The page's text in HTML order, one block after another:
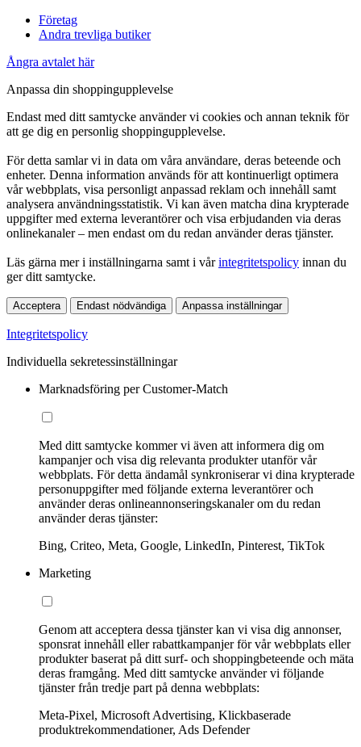
Företag
Andra trevliga butiker
Ångra avtalet här
Anpassa din shoppingupplevelse
Endast med ditt samtycke använder vi cookies och annan teknik för
att ge dig en personlig shoppingupplevelse.
För detta samlar vi in data om våra användare, deras beteende och
enheter. Denna information används för att kontinuerligt optimera
vår webbplats, visa personligt anpassad reklam och innehåll samt
analysera användningsstatistik. Vi kan även matcha dina krypterade
uppgifter med externa leverantörer och visa erbjudanden via deras
onlinekanaler – men endast om du redan använder deras tjänster.
Läs gärna mer i inställningarna samt i vårintegritetspolicy innan du
ger ditt samtycke.
Acceptera Endast nödvändiga Anpassa inställningar
Integritetspolicy
Individuella sekretessinställningar
Marknadsföring per Customer-Match
Med ditt samtycke kommer vi även att informera dig om
kampanjer och visa dig relevanta produkter utanför vår
webbplats. För detta ändamål synkroniserar vi dina krypterade
personuppgifter med följande externa leverantörer och
använder deras onlineannonseringskanaler om du redan
använder deras tjänster:
Bing, Criteo, Meta, Google, LinkedIn, Pinterest, TikTok
Marketing
Genom att acceptera dessa tjänster kan vi visa dig annonser,
sponsrat innehåll eller rabattkampanjer för vår webbplats eller
produkter baserat på ditt surf- och shoppingbeteende och mäta
deras framgång. Med ditt samtycke använder vi följande
tjänster från tredje part på denna webbplats:
Meta-Pixel, Microsoft Advertising, Klickbaserade
produktrekommendationer, Ads Defender